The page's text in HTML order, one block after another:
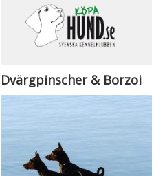
Dvärgpinscher & Borzoi